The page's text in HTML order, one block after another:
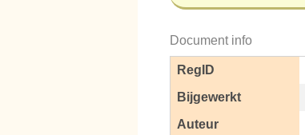
Document info
RegID
Bijgewerkt
Auteur